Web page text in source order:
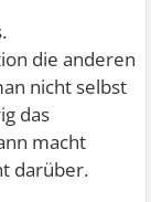
die anderen
nicht selbst
das
macht
darüber.